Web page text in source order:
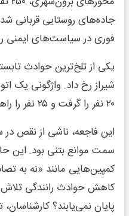
جاده‌های روستایی قربانی
فوری در سیاست‌های ایمنی
شیراز رخ داد. واژگونی یک
۲۰ نفر را گرفت و ۲۵ نفر را راهی بیمارستان کرد.
این فاجعه، ناشی از نقص
سمت موانع بتنی بود. این
کمپین‌هایی مانند «نه به
کاهش حوادث رانندگی تلاش
پایان نمی‌یابند؟